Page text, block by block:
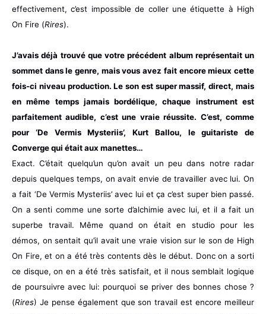
effectivement, c’est impossible de coller une étiquette à High
On Fire (Rires).
J’avais déjà trouvé que votre précédent album représentait un
sommet dans le genre, mais vous avez fait encore mieux cette
fois-ci niveau production. Le son est super massif, direct, mais
en même temps jamais bordélique, chaque instrument est
parfaitement audible, c’est une vraie réussite. C’est, comme
pour ‘De Vermis Mysteriis’, Kurt Ballou, le guitariste de
Converge qui était aux manettes…
Exact. C’était quelqu’un qu’on avait un peu dans notre radar
depuis quelques temps, on avait envie de travailler avec lui. On
a fait ‘De Vermis Mysteriis’ avec lui et ça c’est super bien passé.
On a senti comme une sorte d’alchimie avec lui, et il a fait un
superbe travail. Même quand on était en studio pour les
démos, on sentait qu’il avait une vraie vision sur le son de High
On Fire, et on a été très contents dès le début. Donc on a sorti
ce disque, on en a été très satisfait, et il nous semblait logique
de poursuivre avec lui: pourquoi se priver des bonnes chose ?
(Rires) Je pense également que son travail est encore meilleur